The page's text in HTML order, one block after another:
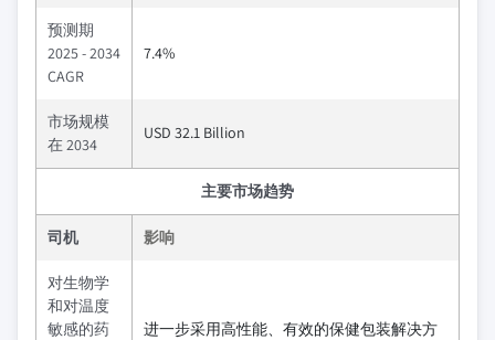
预测期
2025 - 2034
CAGR
7.4%
市场规模
在 2034
USD 32.1 Billion
主要市场趋势
司机 影响
对生物学
和对温度
敏感的药
进一步采用高性能、有效的保健包装解决方